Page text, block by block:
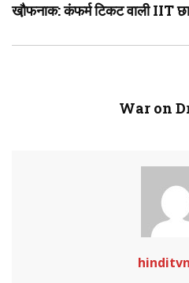
खौ़फनाक: कंफर्म टिकट वाली IIT
War on